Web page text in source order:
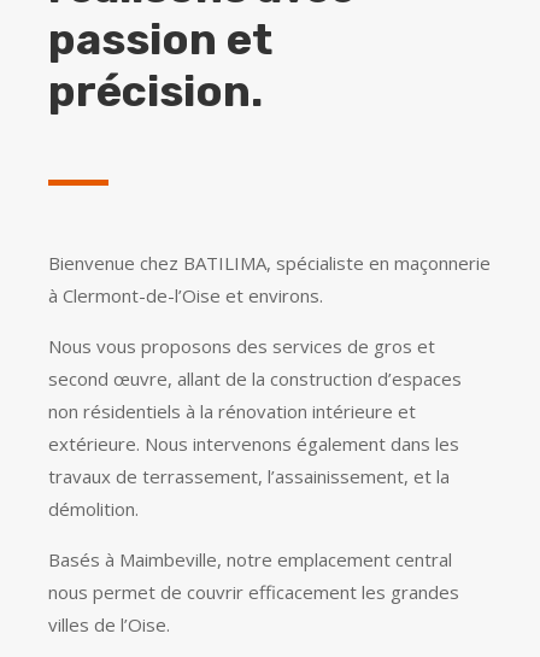
passion et
précision.
Bienvenue chez BATILIMA, spécialiste en maçonnerie
à Clermont-de-l’Oise et environs.
Nous vous proposons des services de gros et
second œuvre, allant de la construction d’espaces
non résidentiels à la rénovation intérieure et
extérieure. Nous intervenons également dans les
travaux de terrassement, l’assainissement, et la
démolition.
Basés à Maimbeville, notre emplacement central
nous permet de couvrir efficacement les grandes
villes de l’Oise.